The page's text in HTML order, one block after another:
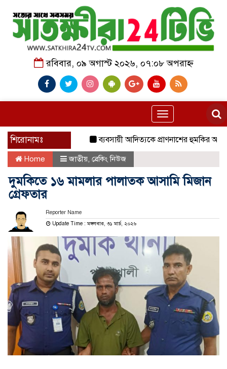
রবিবার, ০৯ অগাস্ট ২০২৬, ০৭:০৮ অপরাহ্ন
Toggle
navigation
শিরোনামঃ
ব্যবসায়ী আদিত্যকে প্রাণনাশের হুমকির অভিযোগ,
Home জাতীয়, ব্রেকিং নিউজ
দুমকিতে ১৬ মামলার পালাতক আসামি মিজান
গ্রেফতার
Reporter Name
Update Time : মঙ্গলবার, ৩১ মার্চ, ২০২৬